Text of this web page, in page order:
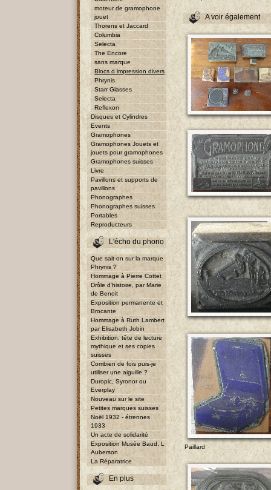
moteur de gramophone
jouet
Thorens et Jaccard
Columbia
Selecta
The Encore
sans marque
Blocs d impression divers
Phrynis
Starr Glasses
Selecta
Reflexon
Disques et Cylindres
Events
Gramophones
Gramophones Jouets et
jouets pour gramophones
Gramophones suisses
Livre
Pavillons et supports de
pavillons
Phonographes
Phonographes suisses
Portables
Reproducteurs
L'écho du phono
Que sait-on sur la marque
Phrynis ?
Hommage à Pierre Cottet
Drôle d'histoire, par Marie
de Benoit
Exposition permanente et
Brocante
Hommage à Ruth Lambert
par Elisabeth Jobin
Exhibition, tête de lecture
mythique et ses copies
suisses
Combien de fois puis-je
utiliser une aiguille ?
Duropic, Syronor ou
Everplay
Nouveau sur le site
Petites marques suisses
Noël 1932 - étrennes
1933
Un acte de solidarité
Exposition Musée Baud, L
Auberson
La Réparatrice
En plus
A voir également
Paillard